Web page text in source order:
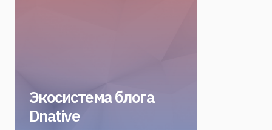
Экосистема блога
Dnative